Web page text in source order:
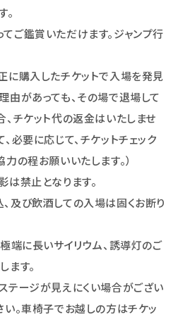
。
ご鑑賞いただけます。ジャンプ行
に購入したチケットで入場を発見
由があっても、その場で退場して
、チケット代の返金はいたしませ
必要に応じて、チケットチェック
の程お願いいたします。）
は禁止となります。
及び飲酒しての入場は固くお断り
に長いサイリウム、誘導灯のご
ます。
テージが見えにくい場合がござい
い。車椅子でお越しの方はチケッ